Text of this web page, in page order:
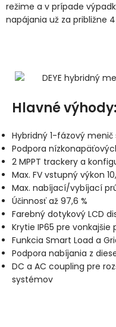
režime a v prípade
napájania už za približne
Hlavné výhody:
Hybridný 1-fázový
Podpora
2 MPPT trackery a
Max. FV vstupný výkon
Max. nabíjací/vybíjací
Účinnosť až 97,6 %
Farebný dotykový LCD
Krytie IP65 pre vonkajšie
Funkcia Smart Load a
Podpora nabíjania z
DC a AC coupling pre
systémov